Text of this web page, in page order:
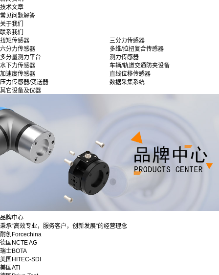
技术文章
常见问题解答
关于我们
联系我们
扭矩传感器
三分力传感器
六分力传感器
多维/拉扭复合传感器
多分量测力平台
测力传感器
水下力传感器
车辆/轨道交通防夹设备
加速度传感器
直线位移传感器
压力传感器/变送器
数据采集系统
其它设备及仪器
品牌中心
秉承“高效专业，服务客户，创新发展”的经营理念
耐创Forcechina
德国NCTE AG
瑞士BOTA
美国HITEC-SDI
美国ATI